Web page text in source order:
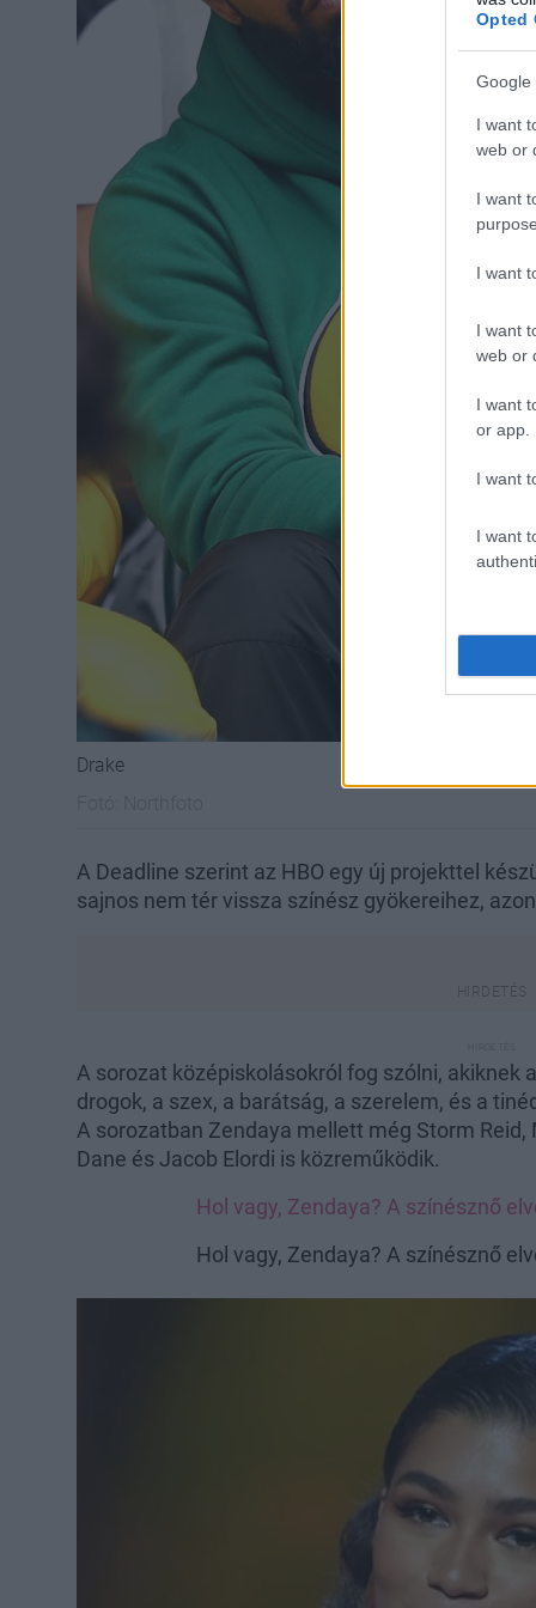
Opted
Google
I want
web or
I want
I want
I want
web or
I want
or app.
I want
I want
Drake
A Deadline szerint az HBO egy új projekttel
sajnos nem tér vissza színész gyökereihez,
A sorozat középiskolásokról fog szólni, akiknek
drogok, a szex, a barátság, a szerelem, és a
A sorozatban Zendaya mellett még Storm Reid,
Dane és Jacob Elordi is közreműködik.
Hol vagy, Zendaya? A színésznő
Hol vagy, Zendaya? A színésznő